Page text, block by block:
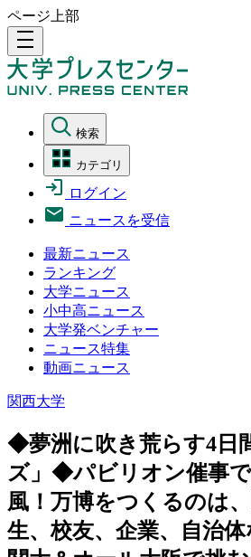
ページ上部
density_medium
検索
カテゴリ
ログイン
ニュースを受信
最新ニュース
ランキング
大学ニュース
小中高ニュース
大学発ベンチャー
ニュース特集
動画ニュース
関西大学
◆夢洲に吹き荒らす4日
ズ」◆パビリオン催事
風！万博をつくるのは
生、校友、企業、自治